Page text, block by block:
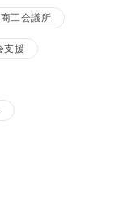
工会議所
支援